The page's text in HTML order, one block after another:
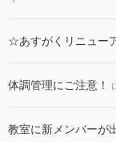
☆あすがくリニュー
体調管理にご注意！
教室に新メンバーが